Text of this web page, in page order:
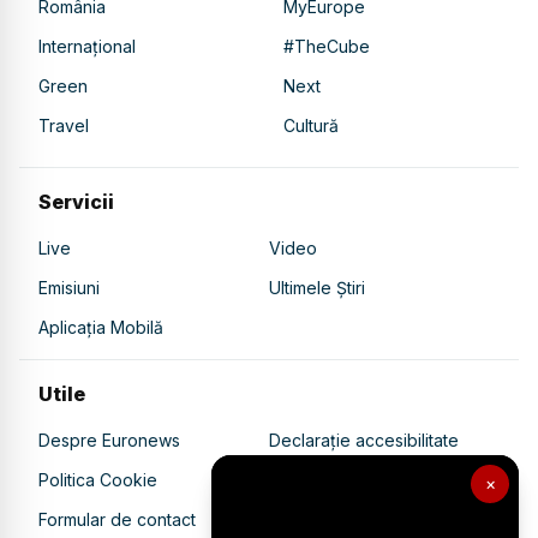
×
România
MyEurope
Internațional
#TheCube
Green
Next
Travel
Cultură
Servicii
Live
Video
Emisiuni
Ultimele Știri
Aplicația Mobilă
Utile
Despre Euronews
Declarație accesibilitate
Politica Cookie
Politica de confidențialitate
Formular de contact